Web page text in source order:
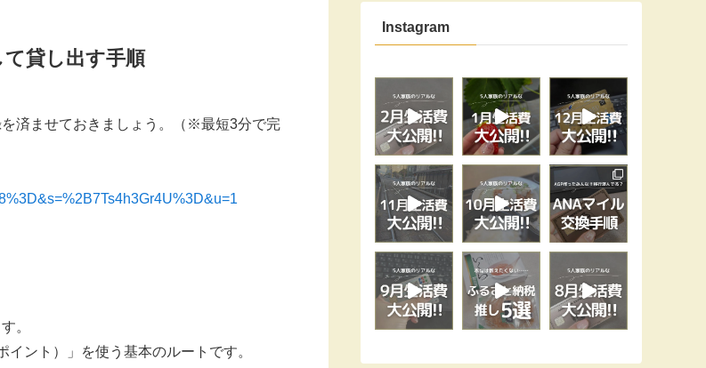
て貸し出す手順
済ませておきましょう。（※最短3分で完
。
ント）」を使う基本のルートです。
Instagram